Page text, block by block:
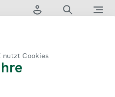
nutzt Cookies